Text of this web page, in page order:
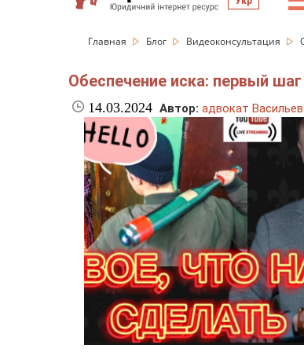
Главная Блог Видеоконсультация
Обеспечение иска: первый
14.03.2024 Автор: адвокат